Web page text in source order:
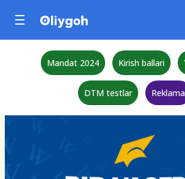
Mandat 2024 Kirish ballari
DTM testlar Reklama